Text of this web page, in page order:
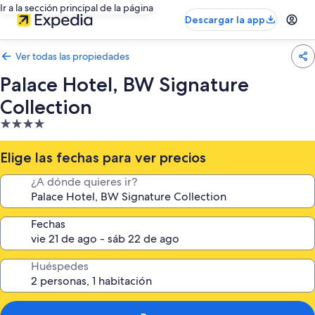
Ir a la sección principal de la página
Descargar la app
Ver todas las propiedades
Palace Hotel, BW Signature
Collection
Propiedad
de
4.0
estrellas
Elige las fechas para ver precios
¿A dónde quieres ir?
Fechas
Huéspedes